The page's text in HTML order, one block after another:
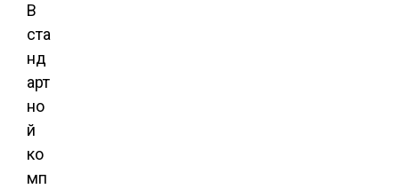
В
ста
нд
арт
но
й
ко
мп